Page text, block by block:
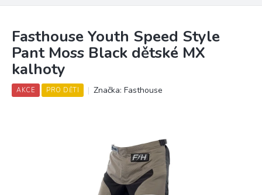
Fasthouse Youth Speed Style
Pant Moss Black dětské MX
kalhoty
AKCE PRO DĚTI Značka: Fasthouse